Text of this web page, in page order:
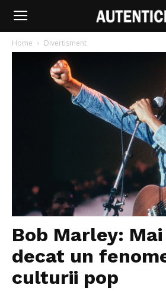
Home Divertisment
Bob Marley:
decat un
culturii pop